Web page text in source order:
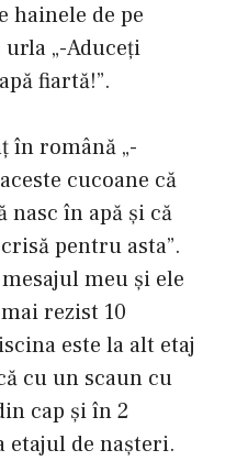
hainele de pe
„-Aduceţi
fiartă!”.
în română „-
cucoane că
nasc în apă şi că
pentru asta”.
meu şi ele
rezist 10
este la alt etaj
cu un scaun cu
cap şi în 2
etajul de naşteri.